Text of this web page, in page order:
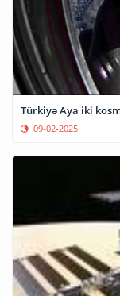
Türkiyə Aya iki
09-02-2025